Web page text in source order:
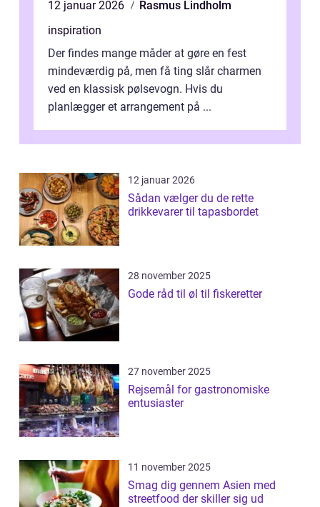
12 januar 2026
Rasmus Lindholm
inspiration
Der findes mange måder at gøre en fest
mindeværdig på, men få ting slår charmen
ved en klassisk pølsevogn. Hvis du
planlægger et arrangement på ...
12 januar 2026
Sådan vælger du de rette
drikkevarer til tapasbordet
28 november 2025
Gode råd til øl til fiskeretter
27 november 2025
Rejsemål for gastronomiske
entusiaster
11 november 2025
Smag dig gennem Asien med
streetfood der skiller sig ud